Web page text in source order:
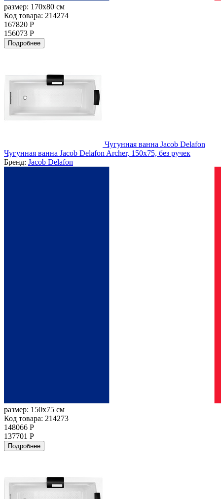
размер: 170x80 см
Код товара: 214274
167820 Р
156073 Р
Подробнее
Чугунная ванна Jacob Delafon
Чугунная ванна Jacob Delafon Archer, 150x75, без ручек
Бренд: Jacob Delafon
размер: 150x75 см
Код товара: 214273
148066 Р
137701 Р
Подробнее